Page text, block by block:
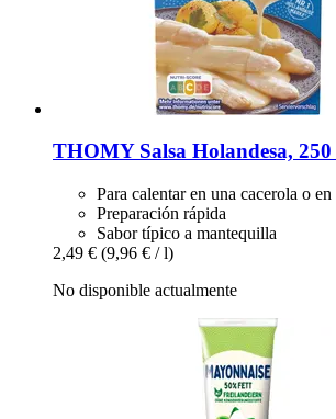
THOMYSalsa Holandesa,
Para calentar en una cacerola o
Preparación rápida
Sabor típico a mantequilla
2,49 € (9,96 € / l)
No disponible actualmente